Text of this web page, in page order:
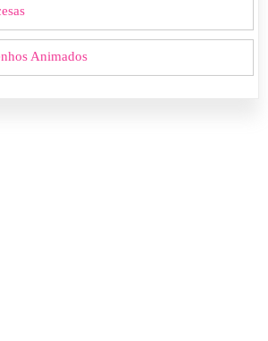
Animados